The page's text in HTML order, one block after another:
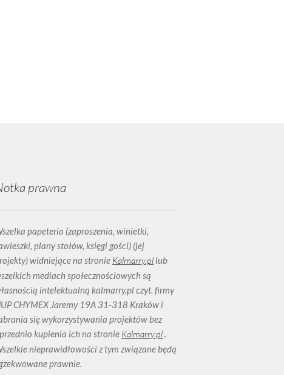
prawna
papeteria (zaproszenia, winietki,
plany stołów, księgi gości) (jej
widniejące na stronie Kalmarry.pl lub
mediach społecznościowych są
intelektualną kalmarry.pl czyt. firmy
CHYMEX Jaremy 19A 31-318 Kraków i
się wykorzystywania projektów bez
kupienia ich na stronie Kalmarry.pl.
nieprawidłowości z tym związane będą
prawnie.